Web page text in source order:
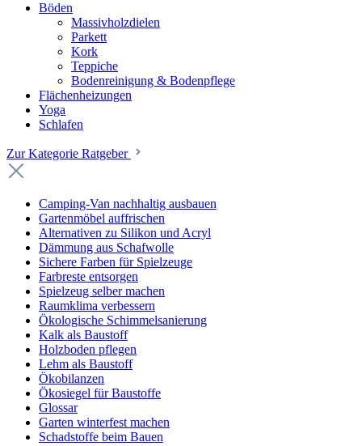
Böden
Massivholzdielen
Parkett
Kork
Teppiche
Bodenreinigung & Bodenpflege
Flächenheizungen
Yoga
Schlafen
Zur Kategorie Ratgeber
Camping-Van nachhaltig ausbauen
Gartenmöbel auffrischen
Alternativen zu Silikon und Acryl
Dämmung aus Schafwolle
Sichere Farben für Spielzeuge
Farbreste entsorgen
Spielzeug selber machen
Raumklima verbessern
Ökologische Schimmelsanierung
Kalk als Baustoff
Holzboden pflegen
Lehm als Baustoff
Ökobilanzen
Ökosiegel für Baustoffe
Glossar
Garten winterfest machen
Schadstoffe beim Bauen